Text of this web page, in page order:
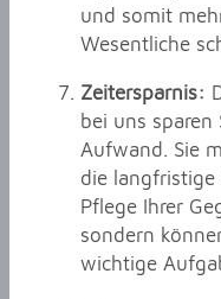
und somit
Wesentliche
Zeitersparnis:
bei uns sparen
Aufwand. Sie
die
Pflege Ihrer
sondern
wichtige